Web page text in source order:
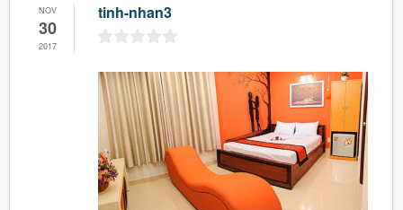
NOV
30
2017
tinh-nhan3